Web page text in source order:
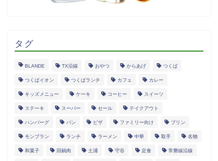
タグ
BLANDE TX沿線 おやつ からあげ つくば
つくばイオン つくばランチ カフェ カレー
キッズメニュー ケーキ コーヒー スイーツ
ステーキ スーパー セール テイクアウト
ハンバーグ パン ピザ ファミリー向け プリン
モンブラン ランチ ラーメン 中華 取手 名物
和菓子 回鍋肉 土浦 守谷 定食 常磐線沿線